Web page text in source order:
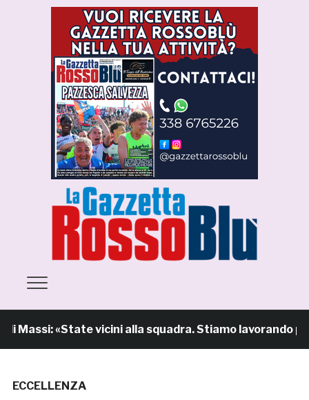
«State vicini alla squadra. Stiamo lavorando per
ECCELLENZA